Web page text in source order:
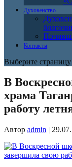
Духовенство
Контакты
Выберите страницу
В
храма
работу
Автор admin |